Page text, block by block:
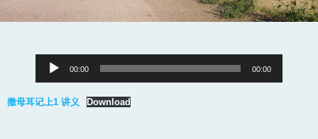
阅读文章
奉献支持
Audio
Player
00:00 00:00
撒母耳记上1 讲义 Download